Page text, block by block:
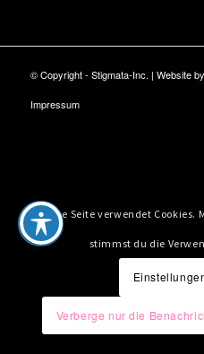
© Copyright - Stigmata-Inc. | Website by
Impressum
Diese Seite verwendet Cookies.
stimmst du die
Verberge nur die